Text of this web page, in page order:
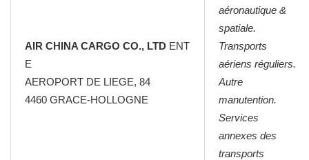
AIR CHINA CARGO CO., LTD ENT
E
AEROPORT DE LIEGE, 84
4460 GRACE-HOLLOGNE
aéronautique &
spatiale.
Transports
aériens réguliers.
Autre
manutention.
Services
annexes des
transports